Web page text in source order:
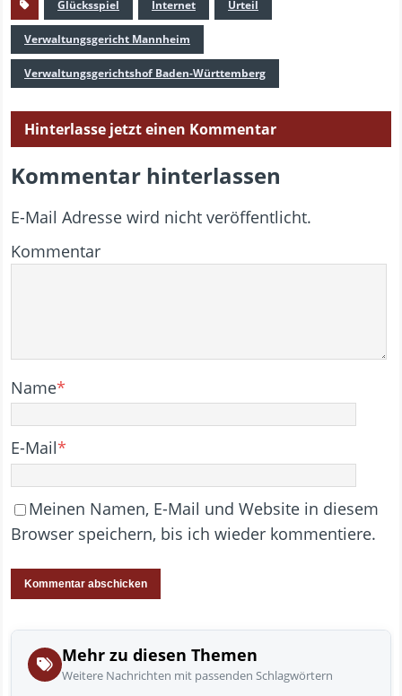
Glücksspiel Internet Urteil
Verwaltungsgericht Mannheim
Verwaltungsgerichtshof Baden-Württemberg
Hinterlasse jetzt einen Kommentar
Kommentar hinterlassen
E-Mail Adresse wird nicht veröffentlicht.
Kommentar
Name*
E-Mail*
Meinen Namen, E-Mail und Website in diesem
Browser speichern, bis ich wieder kommentiere.
Mehr zu diesen Themen
Weitere Nachrichten mit passenden Schlagwörtern